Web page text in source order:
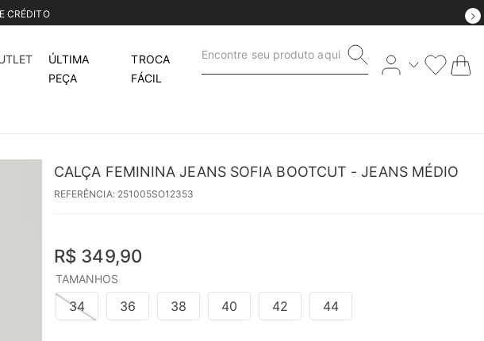
CRÉDITO
ÚLTIMA
PEÇA
TROCA
FÁCIL
Encontre seu produto aqui
CALÇA FEMININA JEANS SOFIA BOOTCUT - JEANS MÉDIO
REFERÊNCIA: 251005SO12353
R$ 349,90
TAMANHOS
34 36 38 40 42 44